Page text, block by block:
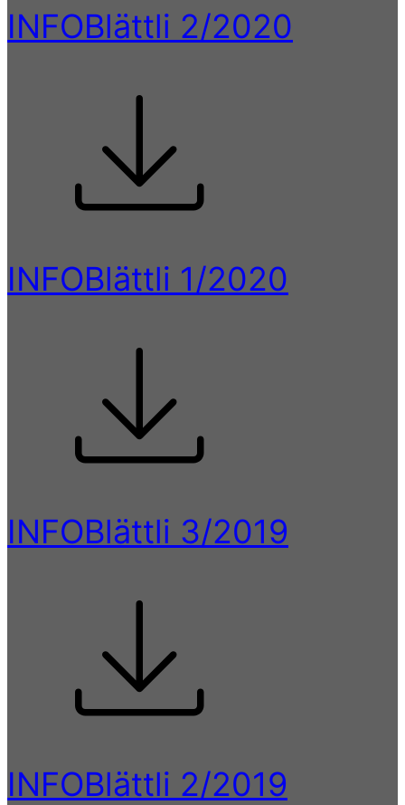
INFOBlättli 2/2020
INFOBlättli 1/2020
INFOBlättli 3/2019
INFOBlättli 2/2019